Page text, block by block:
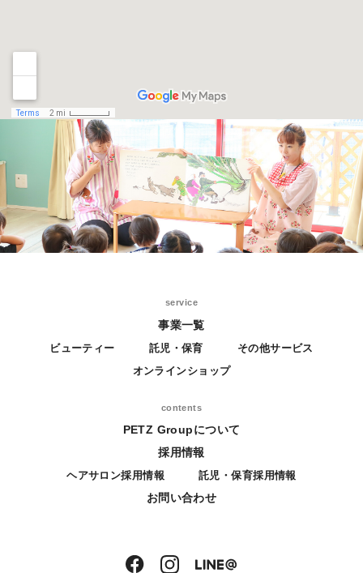
service
事業一覧
ビューティー 託児・保育
その他サービス
オンラインショップ
contents
PETZ Groupについて
採用情報
ヘアサロン採用情報 託児・保育採用情報
お問い合わせ